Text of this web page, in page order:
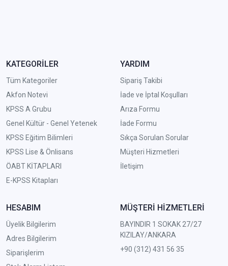
KATEGORİLER
Tüm Kategoriler
Akfon Notevi
KPSS A Grubu
Genel Kültür - Genel Yetenek
KPSS Eğitim Bilimleri
KPSS Lise & Önlisans
ÖABT KİTAPLARI
E-KPSS Kitapları
YARDIM
Sipariş Takibi
İade ve İptal Koşulları
Arıza Formu
İade Formu
Sıkça Sorulan Sorular
Müşteri Hizmetleri
İletişim
HESABIM
Üyelik Bilgilerim
Adres Bilgilerim
Siparişlerim
MÜŞTERİ HİZMETLERİ
BAYINDIR 1 SOKAK 27/27
KIZILAY/ANKARA
+90 (312) 431 56 35